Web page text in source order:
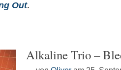
Out.
Alkaline Trio –